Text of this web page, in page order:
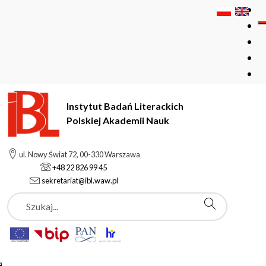
Instytut Badań Literackich
Polskiej Akademii Nauk
ul. Nowy Świat 72, 00-330 Warszawa
+48 22 826 99 45
sekretariat@ibl.waw.pl
Szukaj
Instytut Badań Literackich Polskiej Akademii Nauk
Strona Główna
Podstrony